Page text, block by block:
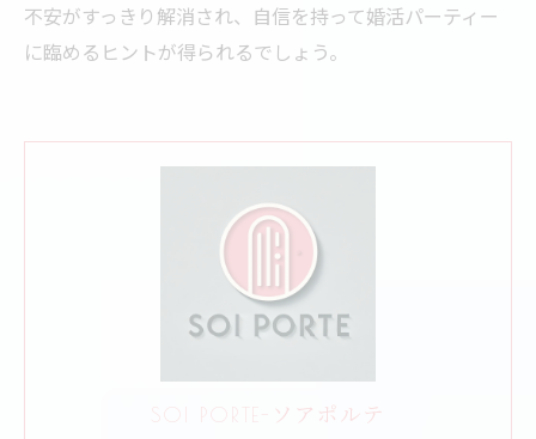
不安がすっきり解消され、自信を持って婚活パーティー
に臨めるヒントが得られるでしょう。
SOI PORTE-ソアポルテ